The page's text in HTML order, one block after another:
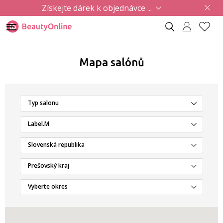
Získejte dárek k objednávce ...
Mapa salónů
Typ salonu
Label.M
Slovenská republika
Prešovský kraj
Vyberte okres